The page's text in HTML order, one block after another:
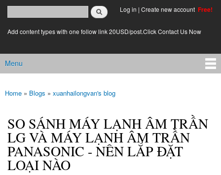
Search form
login link
Log in | Create new account Free!
Add content types with one follow link 20USD/post.Click Contact Us Now
Main menu
Menu
You are here
Home » Blogs » xuanhailongvan's blog
SO SÁNH MÁY LẠNH ÂM TRẦN
LG VÀ MÁY LẠNH ÂM TRẦN
PANASONIC - NÊN LẮP ĐẶT
LOẠI NÀO